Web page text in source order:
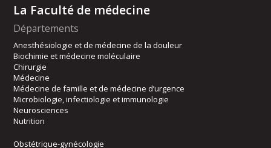
La Faculté de médecine
Départements
Anesthésiologie et de médecine de la douleur
Biochimie et médecine moléculaire
Chirurgie
Médecine
Médecine de famille et de médecine d’urgence
Microbiologie, infectiologie et immunologie
Neurosciences
Nutrition
Obstétrique-gynécologie